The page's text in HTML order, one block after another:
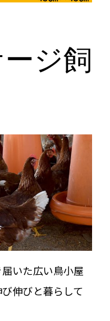
ジ飼
いた広い鳥小屋
伸びと暮らして